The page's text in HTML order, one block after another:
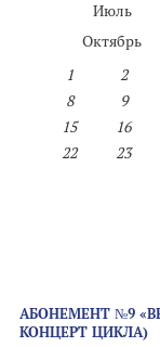
Июль
Октябрь
1
2
8
9
15
16
22
23
АБОНЕМЕНТ №9
КОНЦЕРТ ЦИКЛА)